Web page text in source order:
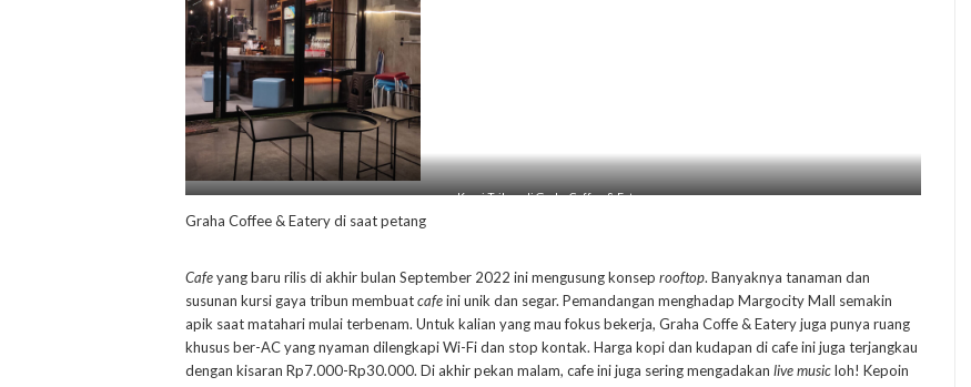
Kursi Tribun di Graha Coffee & Eatery
Graha Coffee & Eatery di saat petang
Cafeyang baru rilis di akhir bulan September 2022 ini mengusung konsep rooftop. Banyaknya tanaman dan
susunan kursi gaya tribun membuatcafeini unik dan segar. Pemandangan menghadap Margocity Mall semakin
apik saat matahari mulai terbenam. Untuk kalian yang mau fokus bekerja, Graha Coffe & Eatery juga punya ruang
khusus ber-AC yang nyaman dilengkapi Wi-Fi dan stop kontak. Harga kopi dan kudapan di cafe ini juga terjangkau
dengan kisaran Rp7.000-Rp30.000. Di akhir pekan malam, cafe ini juga sering mengadakan live musicloh! Kepoin